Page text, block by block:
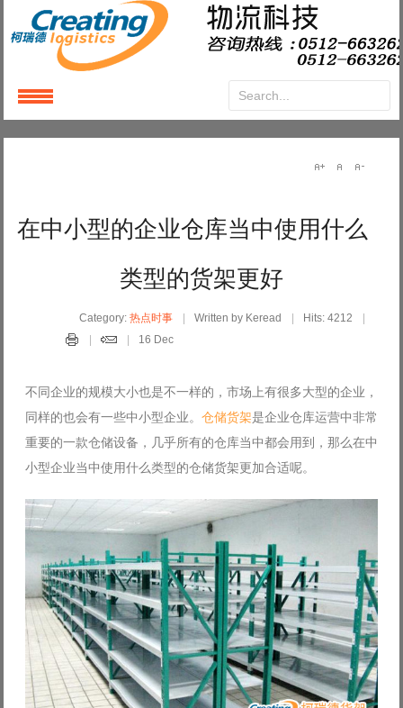
在中小型的企业仓库当中使用什么
类型的货架更好
Category:热点时事 Written by Keread
Hits: 4212
16 Dec
不同企业的规模大小也是不一样的，市场上有很多大型的企业，
同样的也会有一些中小型企业。 仓储货架是企业仓库运营中非常
重要的一款仓储设备，几乎所有的仓库当中都会用到，那么在中
小型企业当中使用什么类型的仓储货架更加合适呢。
LoginorRegister
Remember Me
Log in with Facebook
Forgot your password?
Forgot your username?